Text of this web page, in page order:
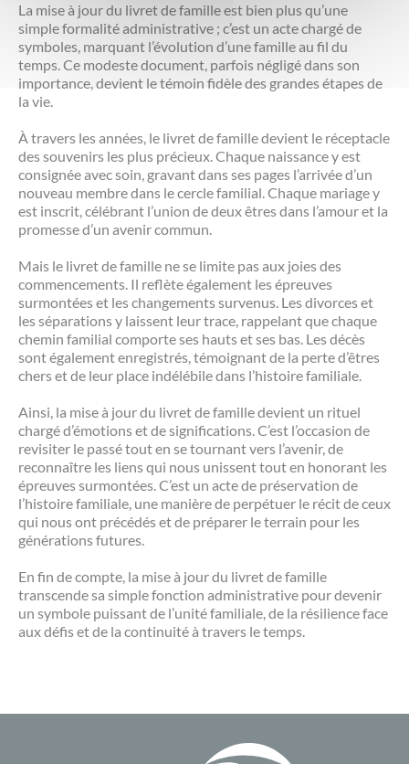
La mise à jour du livret de famille est bien plus qu’une
simple formalité administrative ; c’est un acte chargé de
symboles, marquant l’évolution d’une famille au fil du
temps. Ce modeste document, parfois négligé dans son
importance, devient le témoin fidèle des grandes étapes de
la vie.
À travers les années, le livret de famille devient le réceptacle
des souvenirs les plus précieux. Chaque naissance y est
consignée avec soin, gravant dans ses pages l’arrivée d’un
nouveau membre dans le cercle familial. Chaque mariage y
est inscrit, célébrant l’union de deux êtres dans l’amour et la
promesse d’un avenir commun.
Mais le livret de famille ne se limite pas aux joies des
commencements. Il reflète également les épreuves
surmontées et les changements survenus. Les divorces et
les séparations y laissent leur trace, rappelant que chaque
chemin familial comporte ses hauts et ses bas. Les décès
sont également enregistrés, témoignant de la perte d’êtres
chers et de leur place indélébile dans l’histoire familiale.
Ainsi, la mise à jour du livret de famille devient un rituel
chargé d’émotions et de significations. C’est l’occasion de
revisiter le passé tout en se tournant vers l’avenir, de
reconnaître les liens qui nous unissent tout en honorant les
épreuves surmontées. C’est un acte de préservation de
l’histoire familiale, une manière de perpétuer le récit de ceux
qui nous ont précédés et de préparer le terrain pour les
générations futures.
En fin de compte, la mise à jour du livret de famille
transcende sa simple fonction administrative pour devenir
un symbole puissant de l’unité familiale, de la résilience face
aux défis et de la continuité à travers le temps.